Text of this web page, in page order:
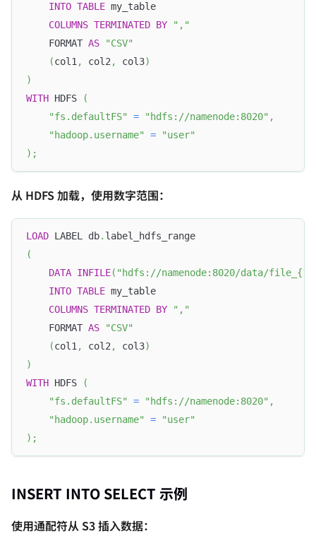
INTO TABLE my_table
COLUMNS TERMINATED BY
","
    FORMAT
AS
"CSV"
(col1 , col2 , col3)
)
WITH HDFS
(
"fs.defaultFS"
= "hdfs://namenode:8020" ,
"hadoop.username"
=
"user"
) ;
从 HDFS 加载，使用数字范围：
LOAD LABEL db. label_hdfs_range
(
DATA INFILE( "hdfs://namenode:8020/data/
INTO TABLE my_table
COLUMNS TERMINATED BY
","
    FORMAT
AS
"CSV"
(col1 , col2 , col3)
)
WITH HDFS
(
"fs.defaultFS"
= "hdfs://namenode:8020" ,
"hadoop.username"
=
"user"
) ;
INSERT INTO SELECT 示例
使用通配符从 S3 插入数据：